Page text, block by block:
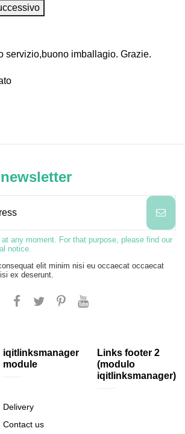
servizio,buono imballagio. Grazie.
any moment. For that purpose, please find our
notice.
elit minim nisi eu occaecat occaecat
ex deserunt.
iqitlinksmanager
module
Delivery
Contact us
Links footer 2
(modulo
iqitlinksmanager)